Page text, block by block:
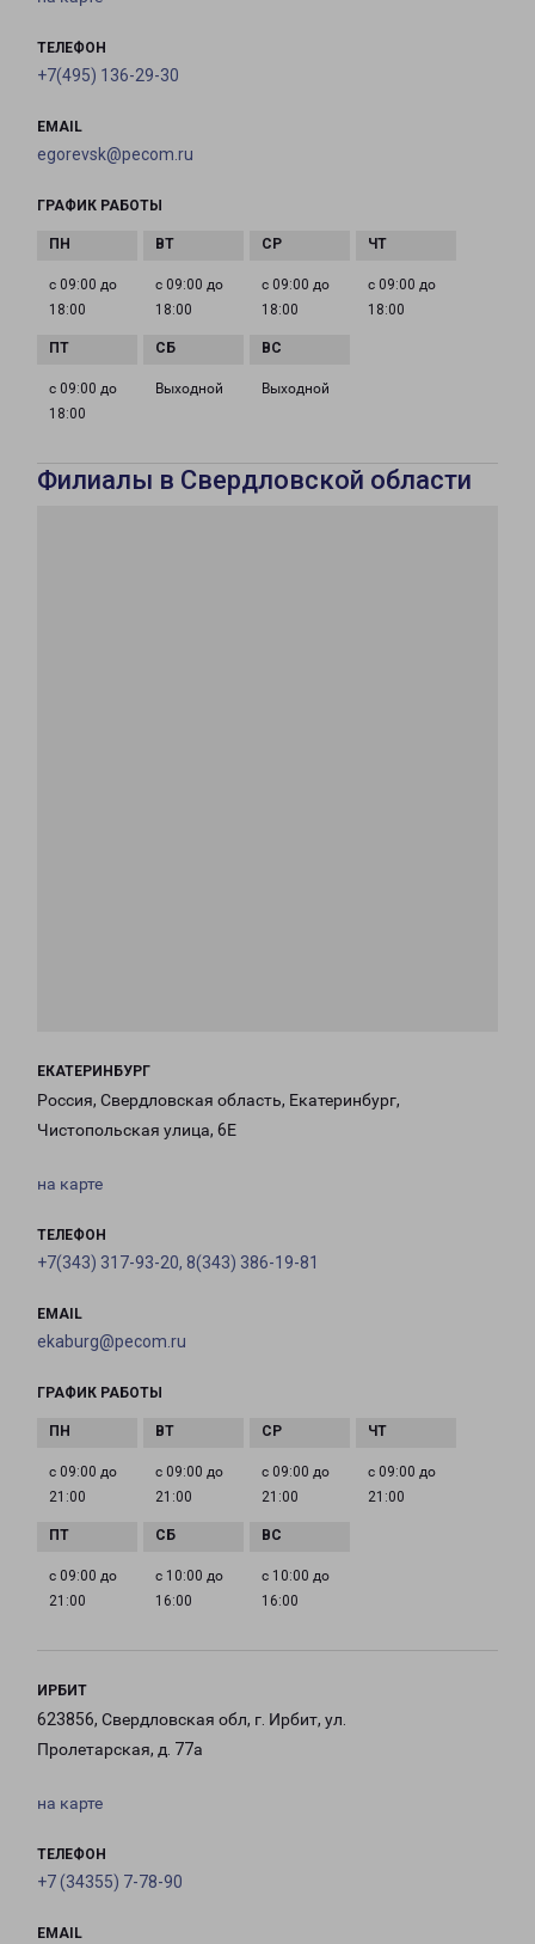
ТЕЛЕФОН
+7(495) 136-29-30
EMAIL
egorevsk@pecom.ru
ГРАФИК РАБОТЫ
с 09:00 до
18:00
с 09:00 до
18:00
с 09:00 до
18:00
с 09:00 до
18:00
с 09:00 до
18:00
Выходной Выходной
Филиалы в Свердловской области
ЕКАТЕРИНБУРГ
Россия, Свердловская область, Екатеринбург,
Чистопольская улица, 6Е
на карте
ТЕЛЕФОН
+7(343) 317-93-20, 8(343) 386-19-81
EMAIL
ekaburg@pecom.ru
ГРАФИК РАБОТЫ
с 09:00 до
21:00
с 09:00 до
21:00
с 09:00 до
21:00
с 09:00 до
21:00
с 09:00 до
21:00
с 10:00 до
16:00
с 10:00 до
16:00
ИРБИТ
623856, Свердловская обл, г. Ирбит, ул.
Пролетарская, д. 77а
на карте
ТЕЛЕФОН
+7 (34355) 7-78-90
EMAIL